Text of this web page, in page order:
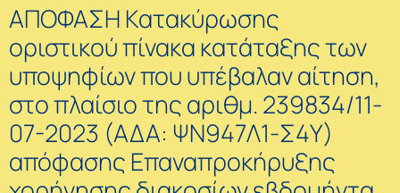
ΑΠΟΦΑΣΗ Κατακύρωσης
οριστικού πίνακα κατάταξης των
υποψηφίων που υπέβαλαν αίτηση,
στο πλαίσιο της αριθμ. 239834/11-
07-2023 (ΑΔΑ: ΨΝ947Λ1-Σ4Υ)
απόφασης Επαναπροκήρυξης